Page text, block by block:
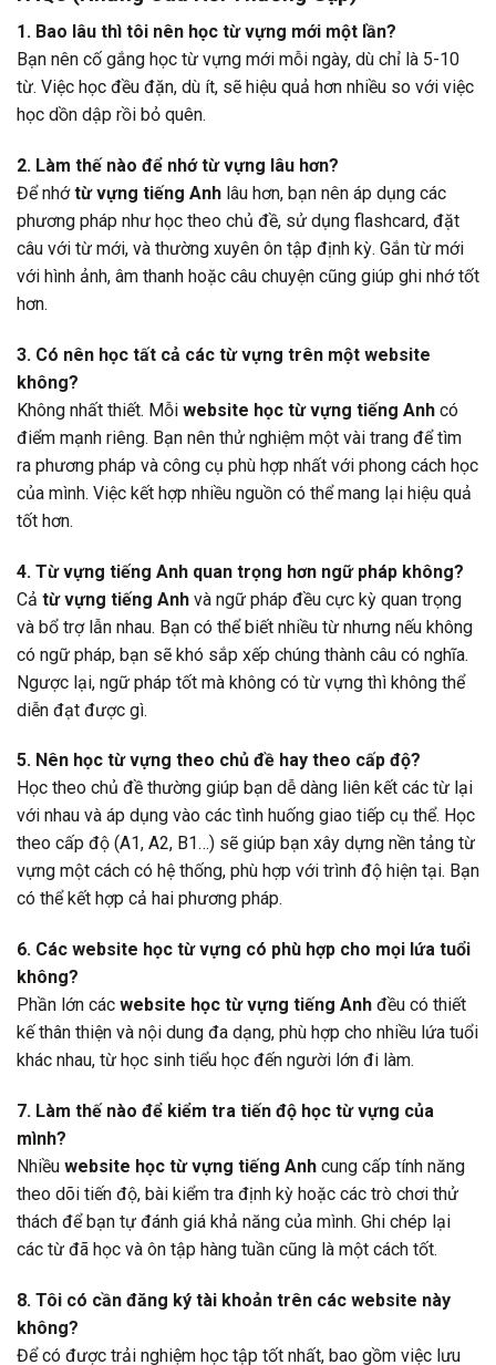
1. Bao lâu thì tôi nên học từ vựng mới một lần?
Bạn nên cố gắng học từ vựng mới mỗi ngày, dù chỉ là 5-10
từ. Việc học đều đặn, dù ít, sẽ hiệu quả hơn nhiều so với việc
học dồn dập rồi bỏ quên.
2. Làm thế nào để nhớ từ vựng lâu hơn?
Để nhớtừ vựng tiếng Anh lâu hơn, bạn nên áp dụng các
phương pháp như học theo chủ đề, sử dụng flashcard, đặt
câu với từ mới, và thường xuyên ôn tập định kỳ. Gắn từ mới
với hình ảnh, âm thanh hoặc câu chuyện cũng giúp ghi nhớ tốt
hơn.
3. Có nên học tất cả các từ vựng trên một website
không?
Không nhất thiết. Mỗi website học từ vựng tiếng Anh có
điểm mạnh riêng. Bạn nên thử nghiệm một vài trang để tìm
ra phương pháp và công cụ phù hợp nhất với phong cách học
của mình. Việc kết hợp nhiều nguồn có thể mang lại hiệu quả
tốt hơn.
4. Từ vựng tiếng Anh quan trọng hơn ngữ pháp không?
Cả từ vựng tiếng Anh và ngữ pháp đều cực kỳ quan trọng
và bổ trợ lẫn nhau. Bạn có thể biết nhiều từ nhưng nếu không
có ngữ pháp, bạn sẽ khó sắp xếp chúng thành câu có nghĩa.
Ngược lại, ngữ pháp tốt mà không có từ vựng thì không thể
diễn đạt được gì.
5. Nên học từ vựng theo chủ đề hay theo cấp độ?
Học theo chủ đề thường giúp bạn dễ dàng liên kết các từ lại
với nhau và áp dụng vào các tình huống giao tiếp cụ thể. Học
theo cấp độ (A1, A2, B1…) sẽ giúp bạn xây dựng nền tảng từ
vựng một cách có hệ thống, phù hợp với trình độ hiện tại. Bạn
có thể kết hợp cả hai phương pháp.
6. Các website học từ vựng có phù hợp cho mọi lứa tuổi
không?
Phần lớn các website học từ vựng tiếng Anh đều có thiết
kế thân thiện và nội dung đa dạng, phù hợp cho nhiều lứa tuổi
khác nhau, từ học sinh tiểu học đến người lớn đi làm.
7. Làm thế nào để kiểm tra tiến độ học từ vựng của
mình?
Nhiều website học từ vựng tiếng Anh cung cấp tính năng
theo dõi tiến độ, bài kiểm tra định kỳ hoặc các trò chơi thử
thách để bạn tự đánh giá khả năng của mình. Ghi chép lại
các từ đã học và ôn tập hàng tuần cũng là một cách tốt.
8. Tôi có cần đăng ký tài khoản trên các website này
không?
Để có được trải nghiệm học tập tốt nhất, bao gồm việc lưu